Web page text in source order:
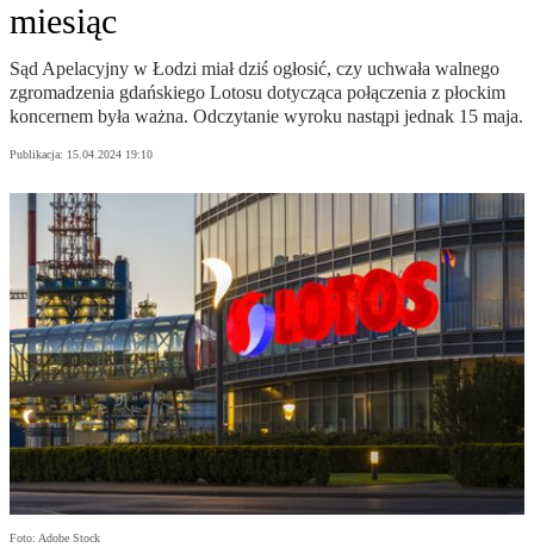
miesiąc
Sąd Apelacyjny w Łodzi miał dziś ogłosić, czy uchwała walnego
zgromadzenia gdańskiego Lotosu dotycząca połączenia z płockim
koncernem była ważna. Odczytanie wyroku nastąpi jednak 15 maja.
Publikacja: 15.04.2024 19:10
Foto: Adobe Stock